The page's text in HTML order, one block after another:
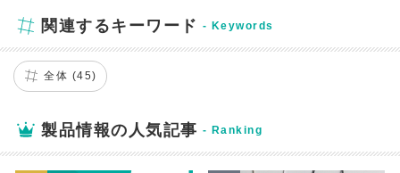
関連するキーワード
全体 (45)
製品情報の人気記事